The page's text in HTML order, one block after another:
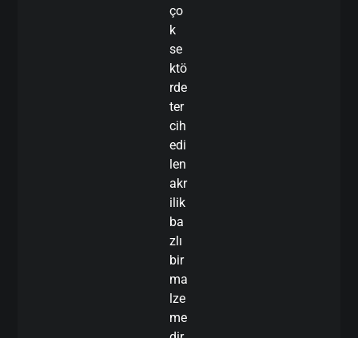
ço
k
se
ktö
rde
ter
cih
edi
len
akr
ilik
ba
zlı
bir
ma
lze
me